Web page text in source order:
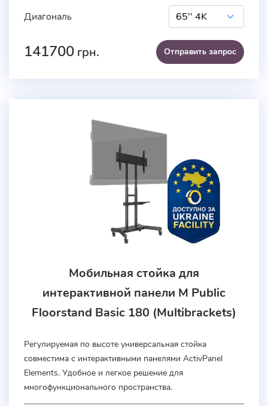
Диагональ
141700 грн. Отправить запроc
Мобильная стойка для
интерактивной панели M Public
Floorstand Basic 180 (Multibrackets)
Регулируемая по высоте универсальная стойка
совместима с интерактивными панелями ActivPanel
Elements. Удобное и легкое решение для
многофункционального пространства.